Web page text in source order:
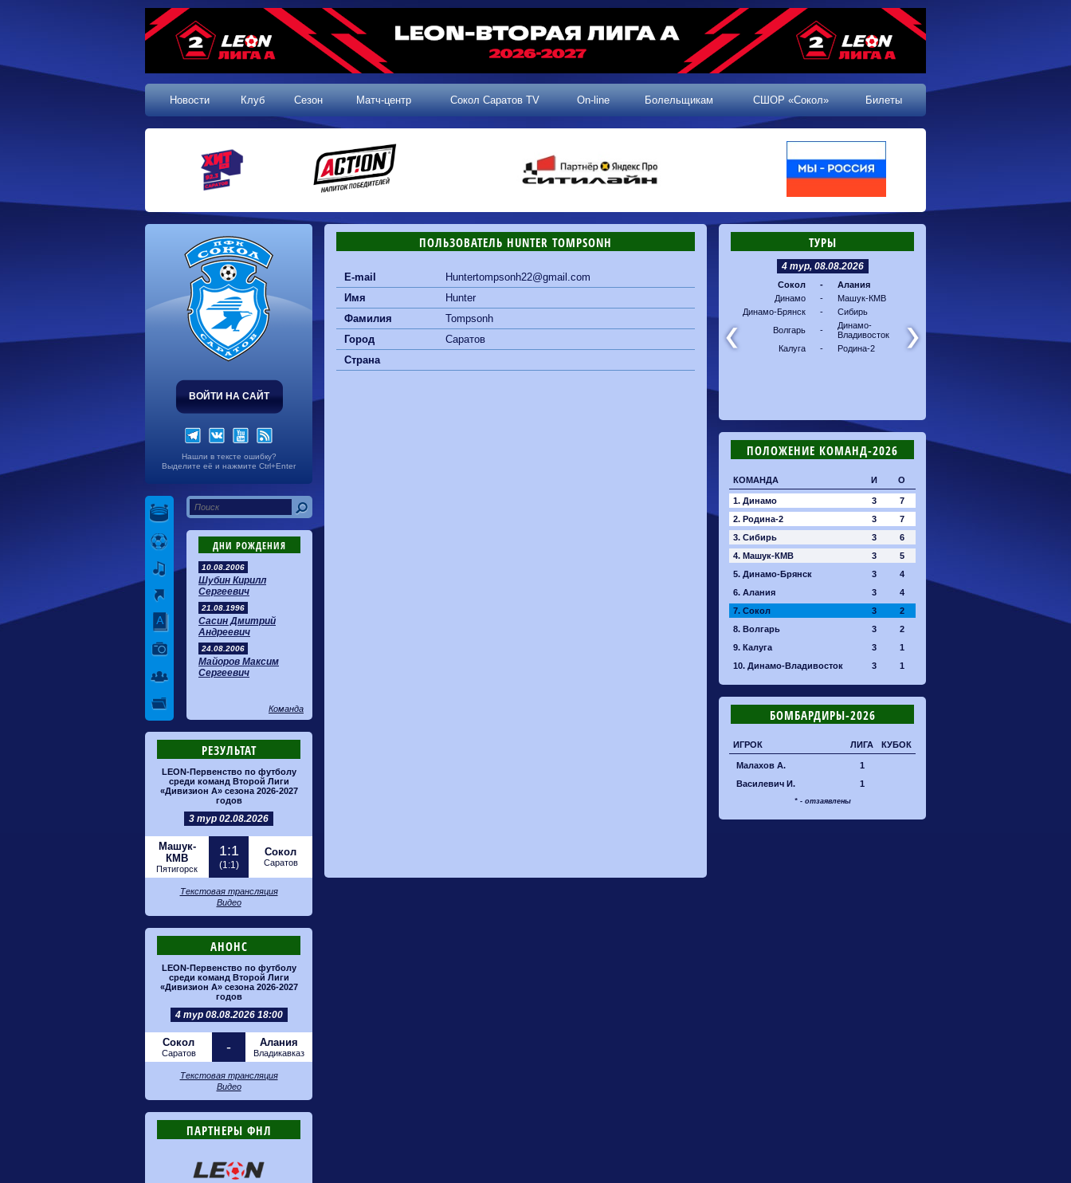
Новости Клуб Сезон Матч-центр Сокол Саратов TV On-line Болельщикам СШОР «Сокол» Билеты
ВОЙТИ НА САЙТ
Нашли в тексте ошибку?
Выделите её и нажмите Ctrl+Enter
ДНИ РОЖДЕНИЯ
10.08.2006
Шубин Кирилл
Сергеевич
21.08.1996
Сасин Дмитрий
Андреевич
24.08.2006
Майоров Максим
Сергеевич
Команда
РЕЗУЛЬТАТ
LEON-Первенство по футболу
среди команд Второй Лиги
«Дивизион А» сезона 2026-2027
годов
3 тур 02.08.2026
Машук-
КМВ
Пятигорск
1:1
(1:1)
Сокол
Саратов
Текстовая трансляция
Видео
АНОНС
LEON-Первенство по футболу
среди команд Второй Лиги
«Дивизион А» сезона 2026-2027
годов
4 тур 08.08.2026 18:00
Сокол
Саратов - Алания
Владикавказ
Текстовая трансляция
Видео
ПАРТНЕРЫ ФНЛ
ПОЛЬЗОВАТЕЛЬ HUNTER TOMPSONH
E-mail
Huntertompsonh22@gmail.com
Имя
Hunter
Фамилия
Tompsonh
Город
Саратов
Страна
ТУРЫ
1 тур, 19.07.2026
1-1
Калуга
Динамо
0-0
Волгарь
0-0
Динамо-Брянск
2-1
Алания
1-2 Сибирь
Родина-2 0-0
Владивосток
2 тур, 26.07.2026
Сокол 0-1
Динамо
Динамо-Брянск
Алания
Волгарь
Калуга
0-1 Сибирь
Алания
1-1
Волгарь
1-2
Динамо-Брянск
Сибирь
1-3 Родина-2
4 тур, 08.08.2026
Сокол -
Алания
Динамо
-
Машук-КМВ
Динамо-Брянск
-
Сибирь
Волгарь
-
Динамо-
Владивосток
Калуга
- Родина-2
Сибирь
ПОЛОЖЕНИЕ КОМАНД-2026
КОМАНДА И О
1. Динамо 3
7
2. Родина-2
3
7
3. Сибирь
3
6
4. Машук-КМВ
3
5
5. Динамо-Брянск
3
4
6. Алания
3
4
7. Сокол
3
2
8. Волгарь
3
2
9. Калуга
3
1
10. Динамо-Владивосток
3 1
БОМБАРДИРЫ-2026
ИГРОК ЛИГА КУБОК
Малахов А.
1
Василевич И.
1
* - отзаявлены